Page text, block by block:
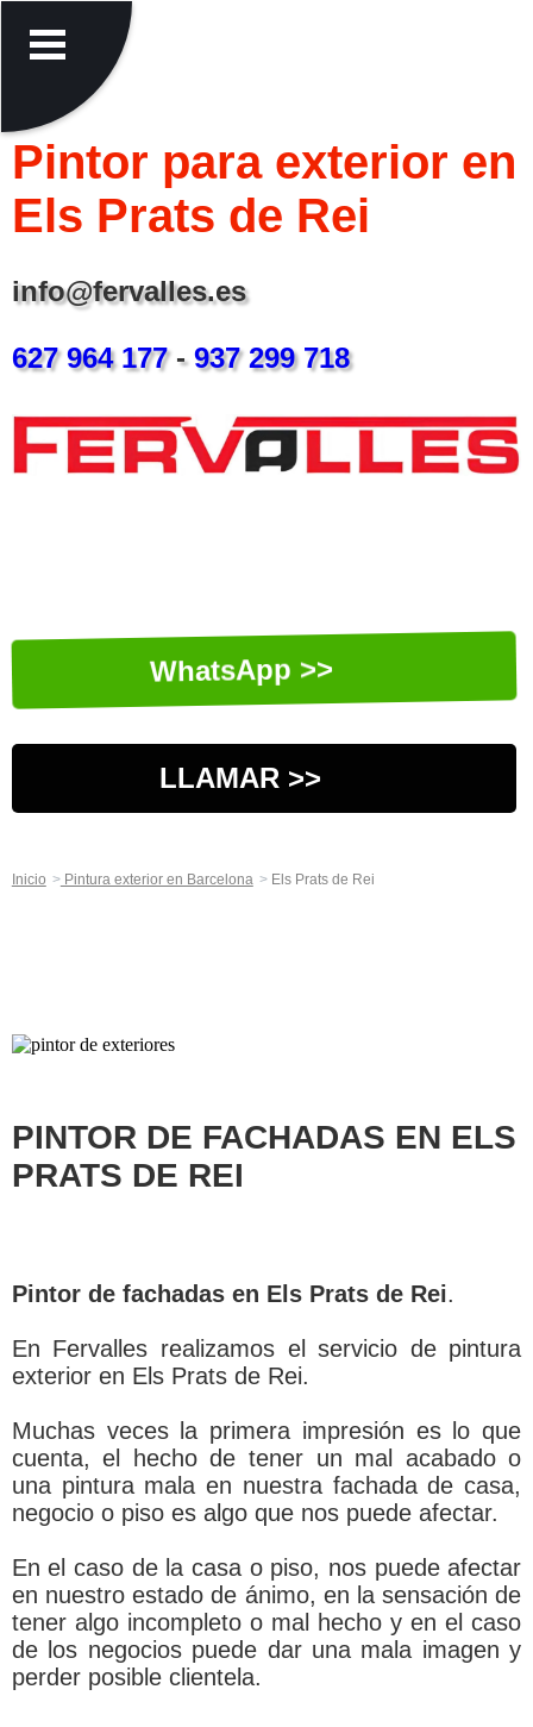
Pintor para exterior en
Els Prats de Rei
info@fervalles.es
627 964 177-937 299 718
WhatsApp >>
LLAMAR >>
Inicio Pintura exterior en Barcelona Els Prats de Rei
PINTOR DE FACHADAS EN ELS
PRATS DE REI
Pintor de fachadas en Els Prats de Rei.
En Fervalles realizamos el servicio de pintura
exterior en Els Prats de Rei.
Muchas veces la primera impresión es lo que
cuenta, el hecho de tener un mal acabado o
una pintura mala en nuestra fachada de casa,
negocio o piso es algo que nos puede afectar.
En el caso de la casa o piso, nos puede afectar
en nuestro estado de ánimo, en la sensación de
tener algo incompleto o mal hecho y en el caso
de los negocios puede dar una mala imagen y
perder posible clientela.